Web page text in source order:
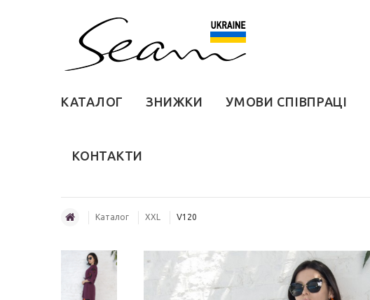
КАТАЛОГ ЗНИЖКИ УМОВИ СПІВПРАЦІ
КОНТАКТИ
Каталог XXL V120